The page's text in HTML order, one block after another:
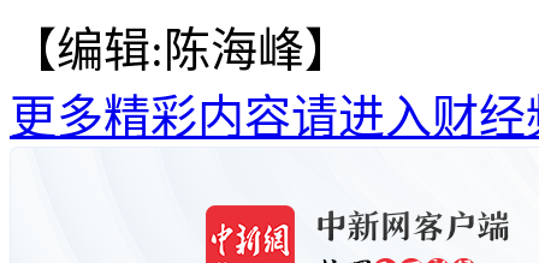
【编辑:陈海峰】
更多精彩内容请进入财经